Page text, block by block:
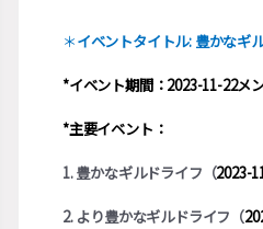
＊イベントタイトル: 豊かなギ
*イベント期間：2023-11-22メ
*主要イベント：
1. 豊かなギルドライフ（2023-
2. より豊かなギルドライフ（